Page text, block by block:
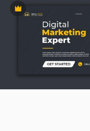
Premium